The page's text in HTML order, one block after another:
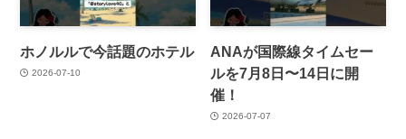
ホノルルで今話題のホテル
2026-07-10
ANAが国際線タイムセー
ルを7月8日〜14日に開
催！
2026-07-07